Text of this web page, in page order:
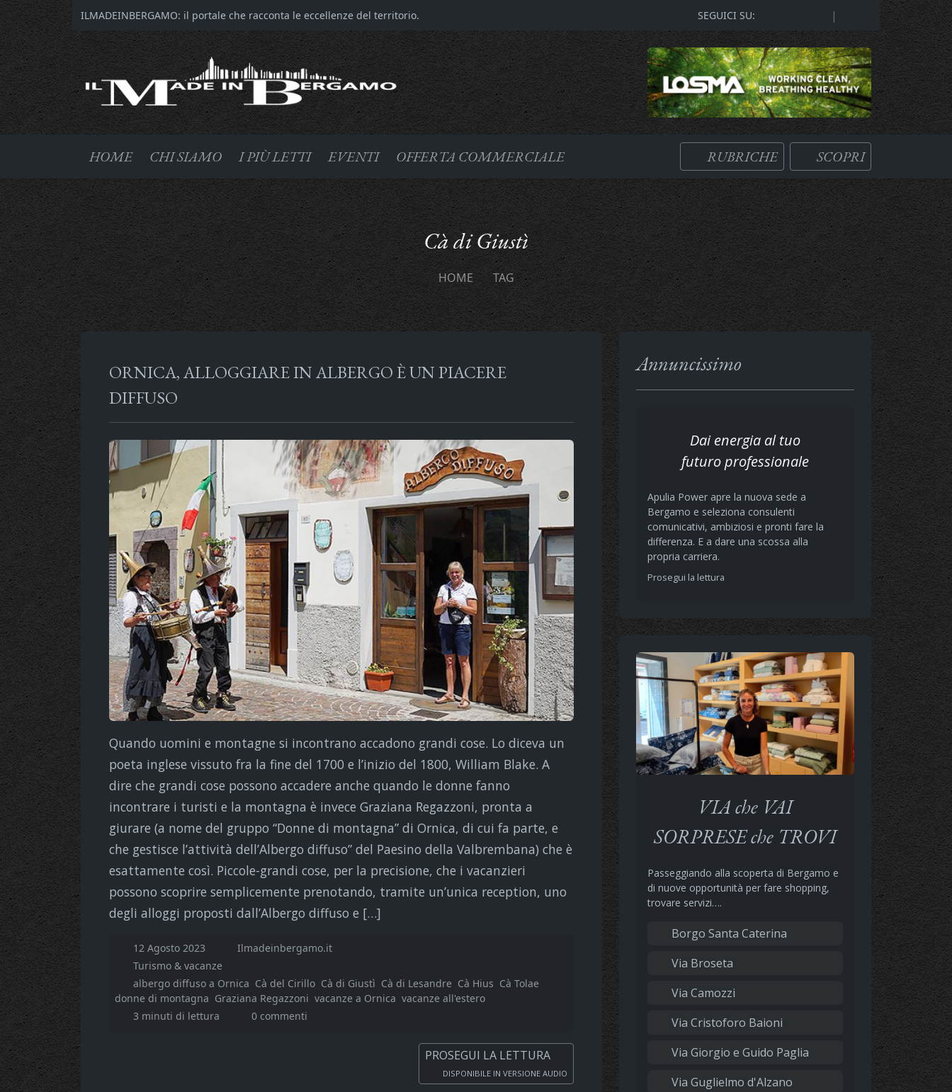
ILMADEINBERGAMO: il portale che racconta le eccellenze del territorio. SEGUICI SU: |
HOME CHI SIAMO I PIÙ LETTI EVENTI OFFERTA COMMERCIALE RUBRICHE SCOPRI
Cà di Giustì
HOME TAG
ORNICA, ALLOGGIARE IN ALBERGO È UN PIACERE
DIFFUSO
Quando uomini e montagne si incontrano accadono grandi cose. Lo diceva un
poeta inglese vissuto fra la fine del 1700 e l’inizio del 1800, William Blake. A
dire che grandi cose possono accadere anche quando le donne fanno
incontrare i turisti e la montagna è invece Graziana Regazzoni, pronta a
giurare (a nome del gruppo “Donne di montagna” di Ornica, di cui fa parte, e
che gestisce l’attività dell’Albergo diffuso” del Paesino della Valbrembana) che è
esattamente così. Piccole-grandi cose, per la precisione, che i vacanzieri
possono scoprire semplicemente prenotando, tramite un’unica reception, uno
degli alloggi proposti dall’Albergo diffuso e […]
12 Agosto 2023
Ilmadeinbergamo.it
Turismo & vacanze
albergo diffuso a Ornica Cà del Cirillo Cà di Giustì Cà di Lesandre Cà Hius Cà Tolae
donne di montagna Graziana Regazzoni vacanze a Ornica vacanze all'estero
3 minuti di lettura
0 commenti
PROSEGUI LA LETTURA
DISPONIBILE IN VERSIONE AUDIO
Annuncissimo
Dai energia al tuo
futuro professionale
Apulia Power apre la nuova sede a
Bergamo e seleziona consulenti
comunicativi, ambiziosi e pronti fare la
differenza. E a dare una scossa alla
propria carriera.
Prosegui la lettura
VIA che VAI
SORPRESE che TROVI
Passeggiando alla scoperta di Bergamo e
di nuove opportunità per fare shopping,
trovare servizi….
Borgo Santa Caterina
Via Broseta
Via Camozzi
Via Cristoforo Baioni
Via Giorgio e Guido Paglia
Via Guglielmo d'Alzano